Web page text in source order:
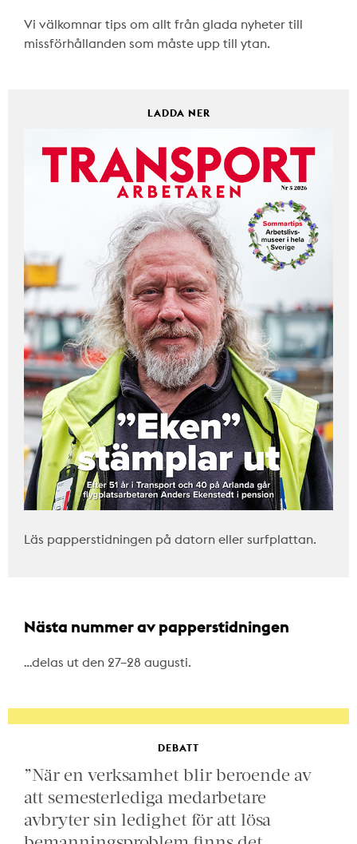
Vi välkomnar tips om allt från glada nyheter till
missförhållanden som måste upp till ytan.
LADDA NER
Läs papperstidningen på datorn eller surfplattan.
Nästa nummer av papperstidningen
…delas ut den 27–28 augusti.
DEBATT
”När en verksamhet blir beroende av
att semesterlediga medarbetare
avbryter sin ledighet för att lösa